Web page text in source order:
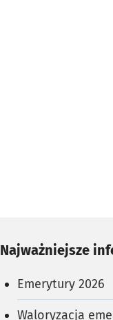
Najważniejsze
Emerytury 2026
Waloryzacja